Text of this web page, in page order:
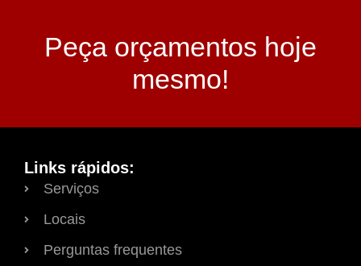
Peça orçamentos hoje
mesmo!
Links rápidos:
Serviços
Locais
Perguntas frequentes